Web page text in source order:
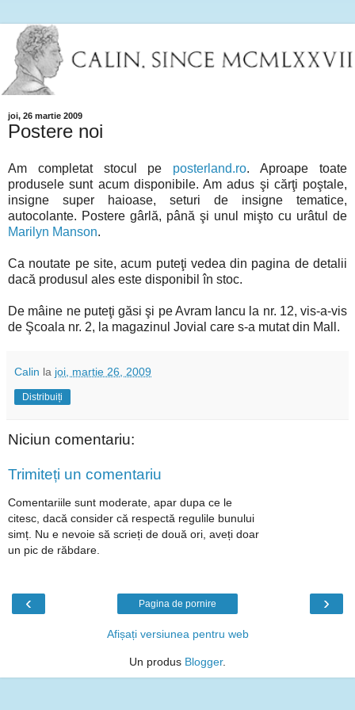
joi, 26 martie 2009
Postere noi
Am completat stocul pe posterland.ro. Aproape toate
produsele sunt acum disponibile. Am adus şi cărţi poştale,
insigne super haioase, seturi de insigne tematice,
autocolante. Postere gârlă, până şi unul mişto cu urâtul de
Marilyn Manson.
Ca noutate pe site, acum puteţi vedea din pagina de detalii
dacă produsul ales este disponibil în stoc.
De mâine ne puteţi găsi şi pe Avram Iancu la nr. 12, vis-a-vis
de Şcoala nr. 2, la magazinul Jovial care s-a mutat din Mall.
Calin la joi, martie 26, 2009
Distribuiți
Niciun comentariu:
Trimiteți un comentariu
Comentariile sunt moderate, apar dupa ce le
citesc, dacă consider că respectă regulile bunului
simț. Nu e nevoie să scrieți de două ori, aveți doar
un pic de răbdare.
‹ ›
Pagina de pornire
Afișați versiunea pentru web
Un produs Blogger.